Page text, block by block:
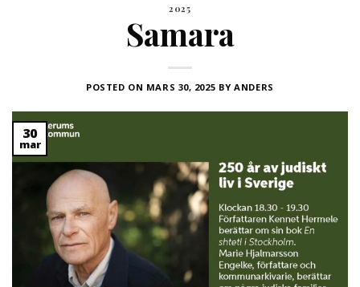
2025
Samara
POSTED ON MARS 30, 2025 BYANDERS
30
mar